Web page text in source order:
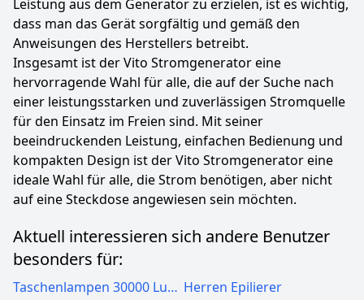
Leistung aus dem Generator zu erzielen, ist es wichtig,
dass man das Gerät sorgfältig und gemäß den
Anweisungen des Herstellers betreibt.
Insgesamt ist der Vito Stromgenerator eine
hervorragende Wahl für alle, die auf der Suche nach
einer leistungsstarken und zuverlässigen Stromquelle
für den Einsatz im Freien sind. Mit seiner
beeindruckenden Leistung, einfachen Bedienung und
kompakten Design ist der Vito Stromgenerator eine
ideale Wahl für alle, die Strom benötigen, aber nicht
auf eine Steckdose angewiesen sein möchten.
Aktuell interessieren sich andere Benutzer
besonders für:
Taschenlampen 30000 Lumen Herren Epilierer